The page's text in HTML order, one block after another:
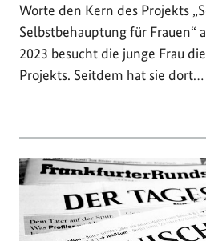
Worte den Kern des Projekts
Selbstbehauptung für Frauen“
2023 besucht die junge Frau
Projekts. Seitdem hat sie dort…